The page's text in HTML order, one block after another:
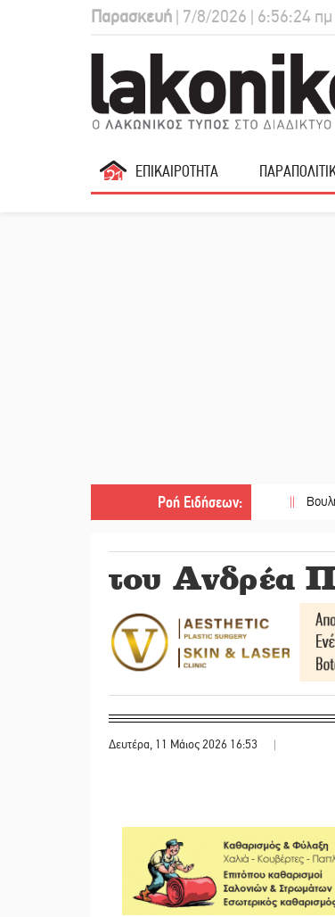
Παρασκευή | 7/8/2026 | 6:56:25 πμ
ΕΠΙΚΑΙΡΟΤΗΤΑ
Ροή Ειδήσεων:
|| Βουλή των
του Ανδρέα
Δευτέρα, 11 Μάιος 2026 16:53 |